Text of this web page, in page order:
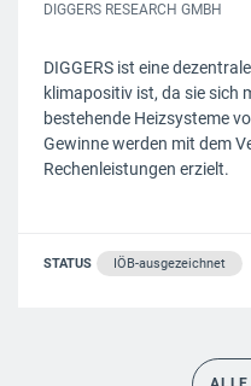
DIGGERS RESEARCH GMBH
DIGGERS ist eine
klimapositiv ist, da sie sich
bestehende Heizsysteme
Gewinne werden mit dem
Rechenleistungen erzielt.
STATUS IÖB-ausgezeichnet